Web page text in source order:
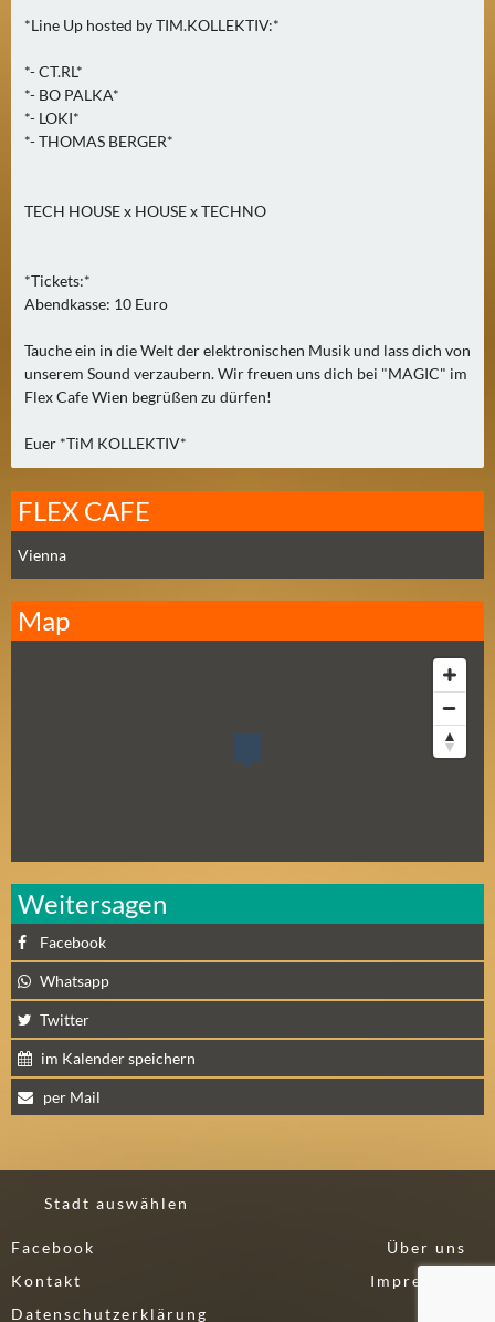
M
O
R
G
)
Ä
C
S
T
E
R
F
E
I
Ä
C
H
T
E
R
S
A
M
)
*Line Up hosted by TIM.KOLLEKTIV:*
*- CT.RL*
*- BO PALKA*
*- LOKI*
*- THOMAS BERGER*
TECH HOUSE x HOUSE x TECHNO
*Tickets:*
Abendkasse: 10 Euro
Tauche ein in die Welt der elektronischen Musik und lass dich von
unserem Sound verzaubern. Wir freuen uns dich bei "MAGIC" im
Flex Cafe Wien begrüßen zu dürfen!
Euer *TiM KOLLEKTIV*
FLEX CAFE
Vienna
Map
Weitersagen
Facebook
Whatsapp
Twitter
im Kalender speichern
per Mail
Stadt auswählen
Facebook
Über uns
Kontakt
Impressum
Datenschutzerklärung